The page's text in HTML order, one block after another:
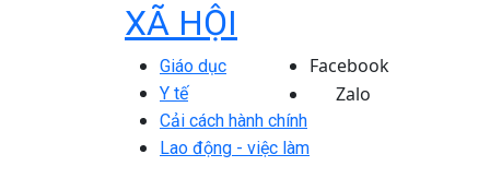
XÃ HỘI
Giáo dục
Y tế
Cải cách hành chính
Lao động - việc làm
Facebook
Zalo